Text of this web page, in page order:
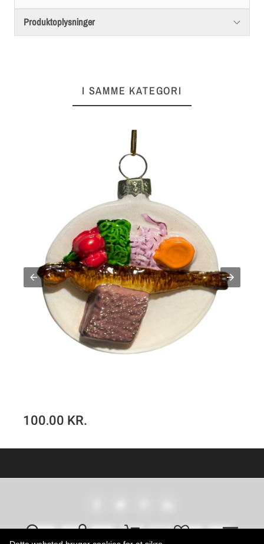
Produktoplysninger
I SAMME KATEGORI
100,00 KR.